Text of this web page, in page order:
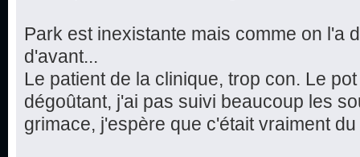
Park est inexistante mais comme on l'a
d'avant...
Le patient de la clinique, trop con. Le
dégoûtant, j'ai pas suivi beaucoup les
grimace, j'espère que c'était vraiment